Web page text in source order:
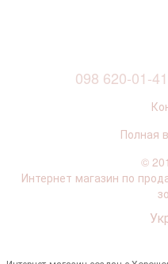
098 620-01-41
Полная
©
Интернет магазин по